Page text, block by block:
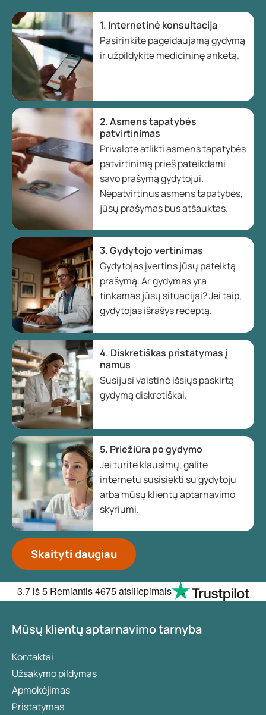
1. Internetinė konsultacija
Pasirinkite pageidaujamą gydymą
ir užpildykite medicininę anketą.
2. Asmens tapatybės
patvirtinimas
Privalote atlikti asmens tapatybės
patvirtinimą prieš pateikdami
savo prašymą gydytojui.
Nepatvirtinus asmens tapatybės,
jūsų prašymas bus atšauktas.
3. Gydytojo vertinimas
Gydytojas įvertins jūsų pateiktą
prašymą. Ar gydymas yra
tinkamas jūsų situacijai? Jei taip,
gydytojas išrašys receptą.
4. Diskretiškas pristatymas į
namus
Susijusi vaistinė išsiųs paskirtą
gydymą diskretiškai.
5. Priežiūra po gydymo
Jei turite klausimų, galite
internetu susisiekti su gydytoju
arba mūsų klientų aptarnavimo
skyriumi.
Skaityti daugiau
3.7iš 5 Remiantis4675 atsiliepimais
Mūsų klientų aptarnavimo tarnyba
Kontaktai
Užsakymo pildymas
Apmokėjimas
Pristatymas